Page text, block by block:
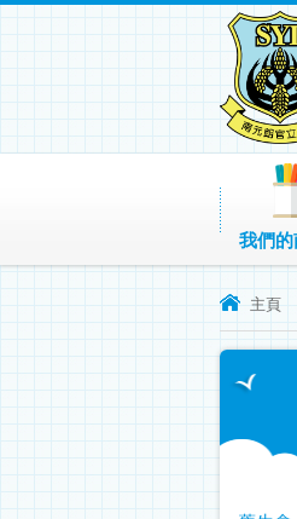
我們
主頁